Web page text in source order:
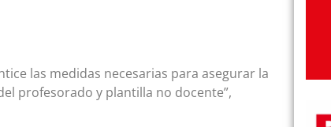
las medidas necesarias para asegurar la
profesorado y plantilla no docente”,